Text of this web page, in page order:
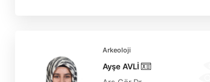
Arkeoloji
Ayşe AVLİ